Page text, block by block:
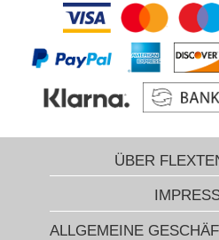
ÜBER
ALLGEMEINE